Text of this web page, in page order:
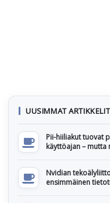
UUSIMMAT ARTIKKELIT
Pii-hiiliakut tuovat
käyttöajan – mutta
Nvidian
ensimmäinen